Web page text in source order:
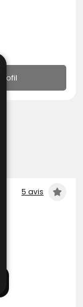
Profil
5 avis